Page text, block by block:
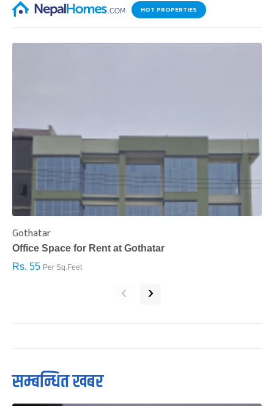
HOT PROPERTIES
Gothatar
Office Space for Rent at Gothatar
Rs. 55 Per Sq.Feet
‹ ›
सम्बन्धित खबर